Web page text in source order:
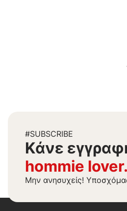
#SUBSCRIBE
Kάνε
hommie lover.
Μην ανησυχείς!